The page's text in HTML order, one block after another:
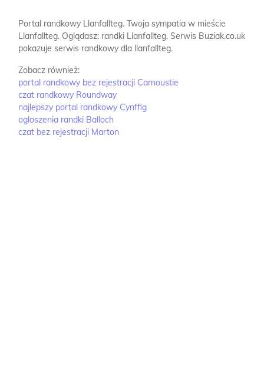
Portal randkowy Llanfallteg. Twoja sympatia w mieście
Llanfallteg. Oglądasz: randki Llanfallteg. Serwis Buziak.co.uk
pokazuje serwis randkowy dla llanfallteg.
Zobacz również:
portal randkowy bez rejestracji Carnoustie
czat randkowy Roundway
najlepszy portal randkowy Cynffig
ogloszenia randki Balloch
czat bez rejestracji Marton